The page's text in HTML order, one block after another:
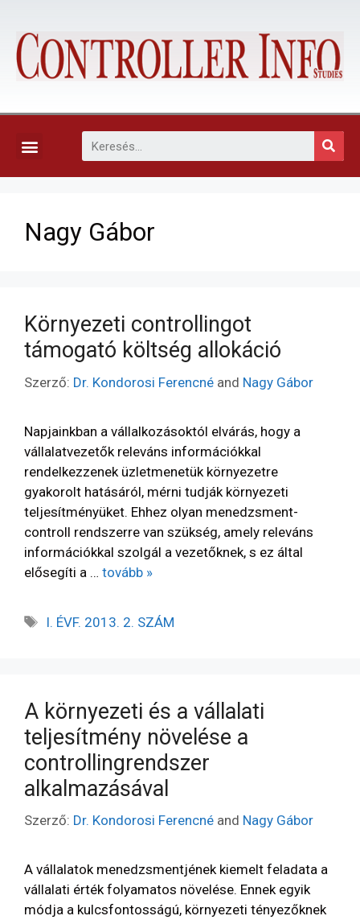
Nagy Gábor
Környezeti controllingot
támogató költség allokáció
Szerző: Dr. Kondorosi Ferencné and Nagy Gábor
Napjainkban a vállalkozásoktól elvárás, hogy a
vállalatvezetők releváns információkkal
rendelkezzenek üzletmenetük környezetre
gyakorolt hatásáról, mérni tudják környezeti
teljesítményüket. Ehhez olyan menedzsment-
controll rendszerre van szükség, amely releváns
információkkal szolgál a vezetőknek, s ez által
elősegíti a … tovább »
I. ÉVF. 2013. 2. SZÁM
A környezeti és a vállalati
teljesítmény növelése a
controllingrendszer
alkalmazásával
Szerző: Dr. Kondorosi Ferencné and Nagy Gábor
A vállalatok menedzsmentjének kiemelt feladata a
vállalati érték folyamatos növelése. Ennek egyik
módja a kulcsfontosságú, környezeti tényezőknek